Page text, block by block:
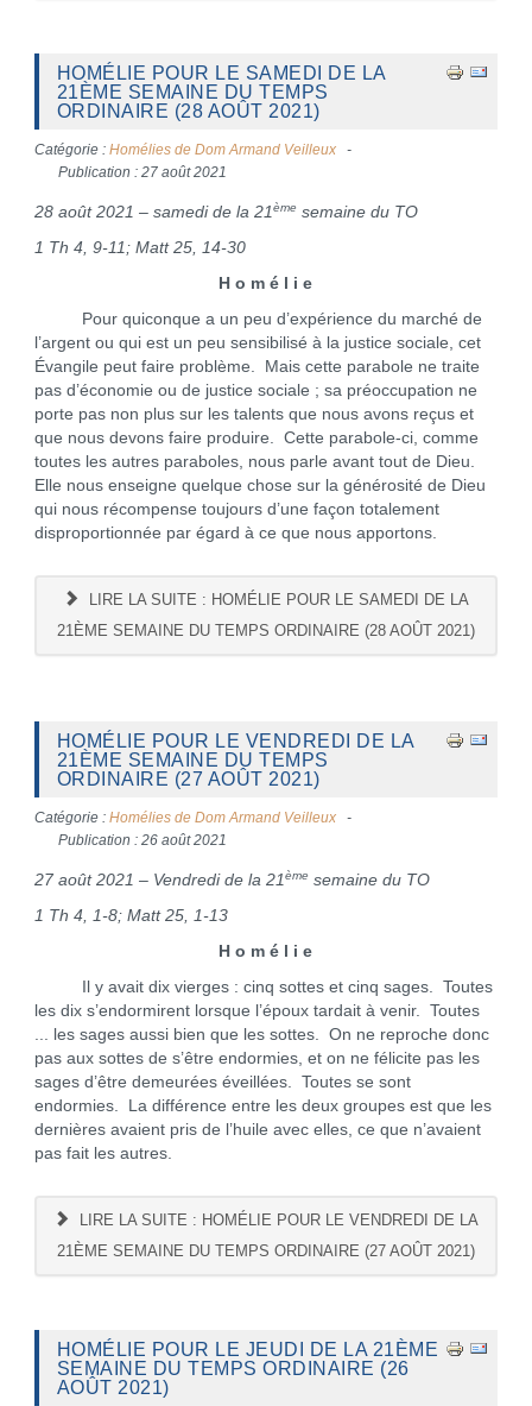
HOMÉLIE POUR LE SAMEDI DE LA
21ÈME SEMAINE DU TEMPS
ORDINAIRE (28 AOÛT 2021)
Catégorie : Homélies de Dom Armand Veilleux
Publication : 27 août 2021
28 août 2021 – samedi de la 21ème semaine du TO
1 Th 4, 9-11; Matt 25, 14-30
H o m é l i e
Pour quiconque a un peu d’expérience du marché de
l’argent ou qui est un peu sensibilisé à la justice sociale, cet
Évangile peut faire problème. Mais cette parabole ne traite
pas d’économie ou de justice sociale ; sa préoccupation ne
porte pas non plus sur les talents que nous avons reçus et
que nous devons faire produire. Cette parabole-ci, comme
toutes les autres paraboles, nous parle avant tout de Dieu.
Elle nous enseigne quelque chose sur la générosité de Dieu
qui nous récompense toujours d’une façon totalement
disproportionnée par égard à ce que nous apportons.
LIRE LA SUITE : HOMÉLIE POUR LE SAMEDI DE LA
21ÈME SEMAINE DU TEMPS ORDINAIRE (28 AOÛT 2021)
HOMÉLIE POUR LE VENDREDI DE LA
21ÈME SEMAINE DU TEMPS
ORDINAIRE (27 AOÛT 2021)
Catégorie : Homélies de Dom Armand Veilleux
Publication : 26 août 2021
27 août 2021 – Vendredi de la 21ème semaine du TO
1 Th 4, 1-8; Matt 25, 1-13
H o m é l i e
Il y avait dix vierges : cinq sottes et cinq sages. Toutes
les dix s’endormirent lorsque l’époux tardait à venir. Toutes
... les sages aussi bien que les sottes. On ne reproche donc
pas aux sottes de s’être endormies, et on ne félicite pas les
sages d’être demeurées éveillées. Toutes se sont
endormies. La différence entre les deux groupes est que les
dernières avaient pris de l’huile avec elles, ce que n’avaient
pas fait les autres.
LIRE LA SUITE : HOMÉLIE POUR LE VENDREDI DE LA
21ÈME SEMAINE DU TEMPS ORDINAIRE (27 AOÛT 2021)
HOMÉLIE POUR LE JEUDI DE LA 21ÈME
SEMAINE DU TEMPS ORDINAIRE (26
AOÛT 2021)